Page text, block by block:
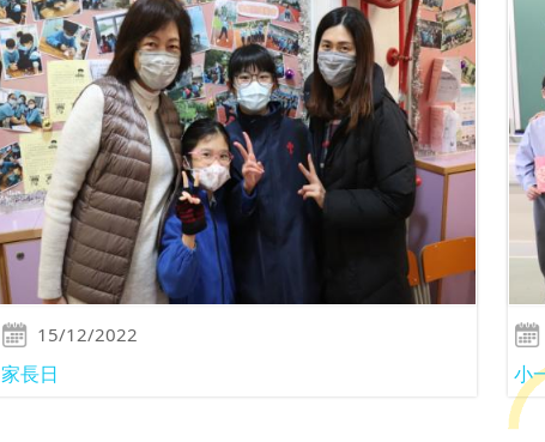
15/12/2022
家長日 小